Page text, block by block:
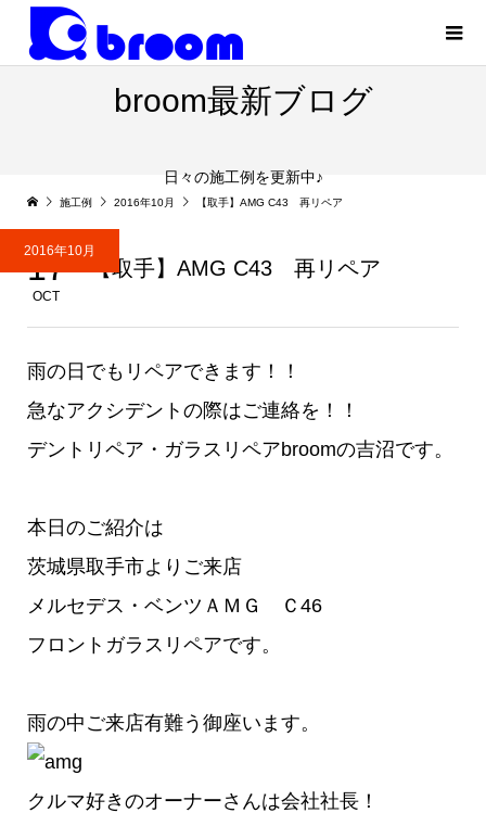
broom最新ブログ
日々の施工例を更新中♪
施工例 2016年10月 【取手】AMG C43 再リペア
2016年10月
17
OCT
【取手】AMG C43 再リペア
雨の日でもリペアできます！！
急なアクシデントの際はご連絡を！！
デントリペア・ガラスリペアbroomの吉沼です。
本日のご紹介は
茨城県取手市よりご来店
メルセデス・ベンツＡＭＧ Ｃ46
フロントガラスリペアです。
雨の中ご来店有難う御座います。
クルマ好きのオーナーさんは会社社長！